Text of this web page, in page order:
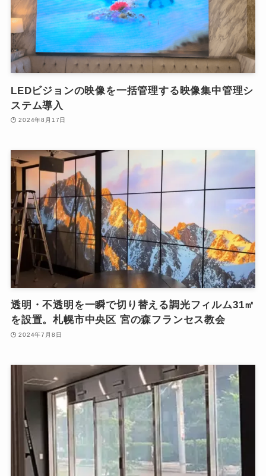
LEDビジョンの映像を一括管理する映像集中管理シ
ステム導入
2024年8月17日
透明・不透明を一瞬で切り替える調光フィルム31㎡
を設置。札幌市中央区 宮の森フランセス教会
2024年7月8日